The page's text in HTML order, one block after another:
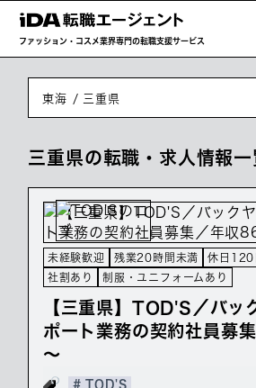
ファッション・コスメ業界専門の転職支援サービス
東海 三重県
三重県の転職・求人情報一
未経験歓迎 残業20時間未満 休日120
社割あり
制服・ユニフォームあり
【三重県】TOD'S／バッ
ポート業務の契約社員募
～
# TOD'S